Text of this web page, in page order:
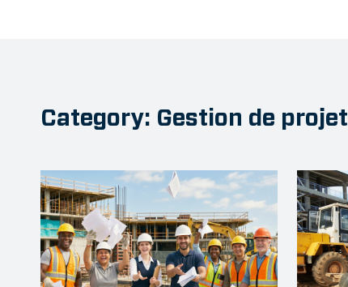
Category: Gestion de projet